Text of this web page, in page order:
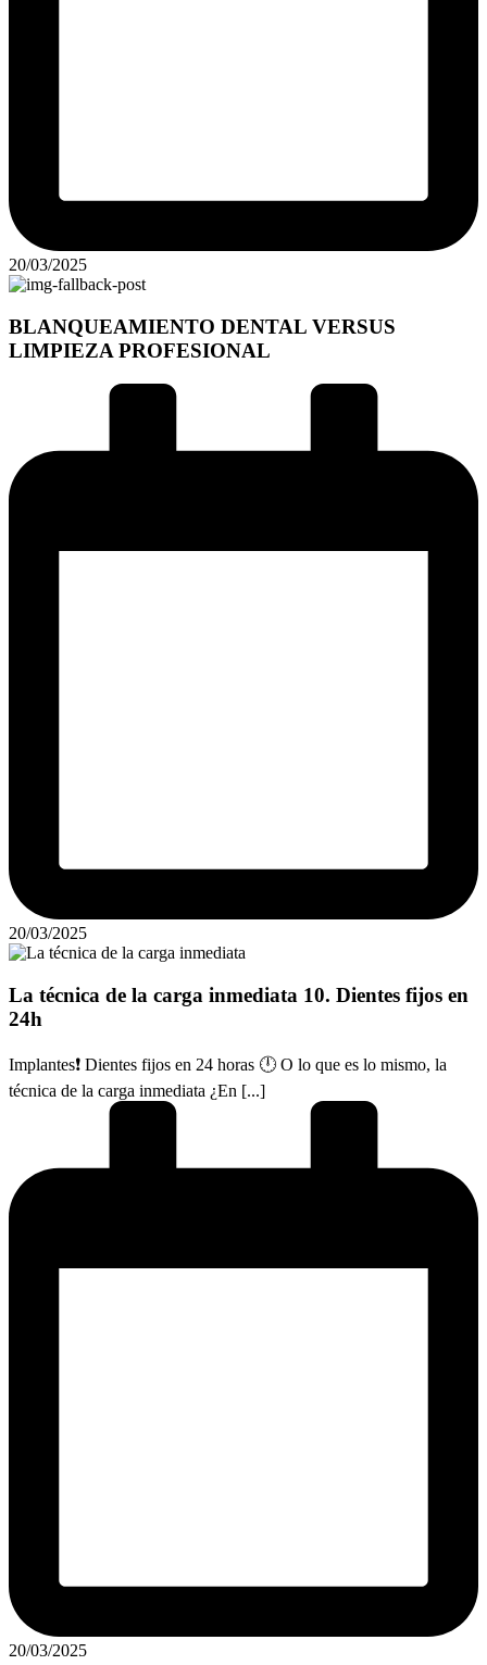
20/03/2025
BLANQUEAMIENTO DENTAL VERSUS
LIMPIEZA PROFESIONAL
20/03/2025
La técnica de la carga inmediata 10. Dientes fijos en
24h
Implantes❗ Dientes fijos en 24 horas 🕛 O lo que es lo mismo, la
técnica de la carga inmediata ¿En [...]
20/03/2025